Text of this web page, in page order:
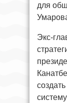
для
Экс-